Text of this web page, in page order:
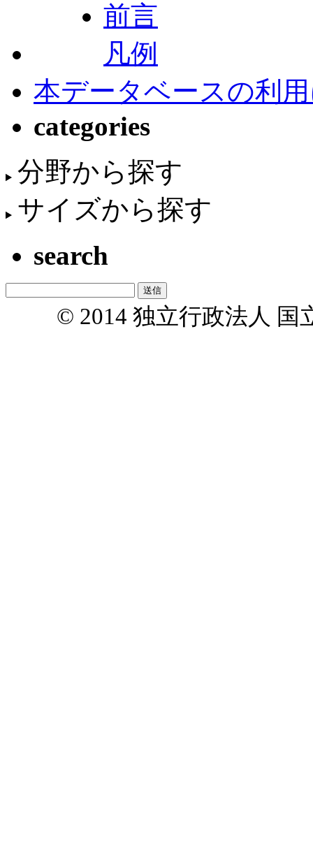
前言
凡例
本データベースの利
categories
分野から探す
サイズから探す
search
© 2014 独立行政法人 国